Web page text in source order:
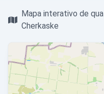
Mapa interativo de
Cherkaske